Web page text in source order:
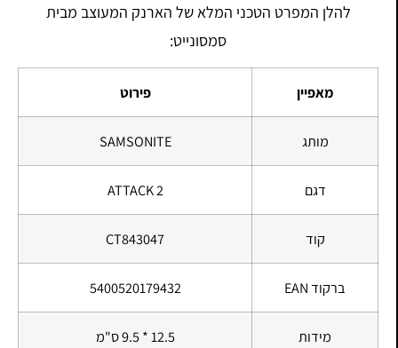
להלן המפרט הטכני המלא של הארנק המעוצב מבית
סמסונייט:
מאפיין פירוט
מותג SAMSONITE
דגם ATTACK 2
קוד CT843047
ברקוד EAN 5400520179432
מידות 12.5 * 9.5 ס"מ